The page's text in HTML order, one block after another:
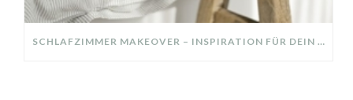
SCHLAFZIMMER MAKEOVER – INSPIRATION FÜR DEIN SCHLAFZIMMER: AUS ALT MACH NEU – HELL, GEMÜTLICH UND EINLADEND